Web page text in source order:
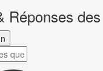
Réponses